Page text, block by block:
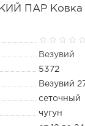
ПАР Ковка
Везувий
5372
Везувий
сеточный
чугун